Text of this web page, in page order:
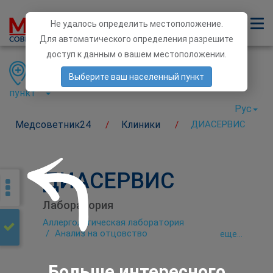
Медсоветник24 / Клиники / ДИАСЕРВИС
Область Район
Населенный
пункт
Рус
ДИАСЕРВИС
Лаборатория
Аллергологическая лаборатория
Анализ на отцовство
Биохимическая лаборатория
eще...
Не удалось определить местоположение.
Для автоматического определения разрешите
доступ к данным о вашем местоположении.
Выберите ваш населенный пункт